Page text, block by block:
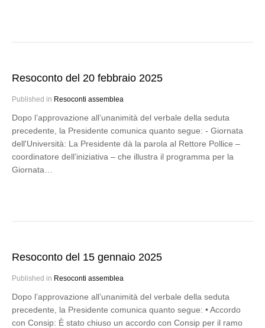
Resoconto del 20 febbraio 2025
Published in Resoconti assemblea
Dopo l’approvazione all’unanimità del verbale della seduta
precedente, la Presidente comunica quanto segue: - Giornata
dell'Università: La Presidente dà la parola al Rettore Pollice –
coordinatore dell’iniziativa – che illustra il programma per la
Giornata…
Resoconto del 15 gennaio 2025
Published in Resoconti assemblea
Dopo l’approvazione all’unanimità del verbale della seduta
precedente, la Presidente comunica quanto segue: • Accordo
con Consip: È stato chiuso un accordo con Consip per il ramo